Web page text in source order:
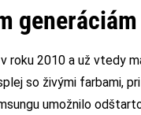
generáciám
roku 2010 a už vtedy
so živými farbami,
umožnilo